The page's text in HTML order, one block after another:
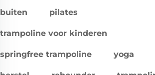
buiten pilates
trampoline voor kinderen
springfree trampoline yoga